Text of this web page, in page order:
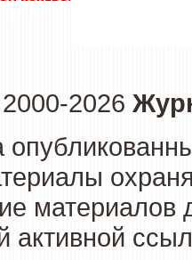
2000-2026
материалов
активной